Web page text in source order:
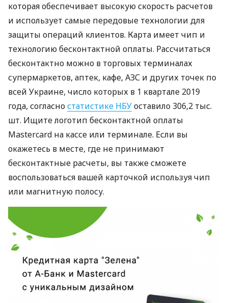
которая обеспечивает высокую скорость расчетов
и использует самые передовые технологии для
защиты операций клиентов. Карта имеет чип и
технологию бесконтактной оплаты. Рассчитаться
бесконтактно можно в торговых терминалах
супермаркетов, аптек, кафе, АЗС и других точек по
всей Украине, число которых в 1 квартале 2019
года, согласностатистике НБУоставило 306,2 тыс.
шт. Ищите логотип бесконтактной оплаты
Mastercard на кассе или терминале. Если вы
окажетесь в месте, где не принимают
бесконтактные расчеты, вы также сможете
воспользоваться вашей карточкой используя чип
или магнитную полосу.